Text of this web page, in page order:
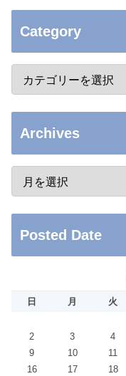
Category
Archives
Posted Date
日 月 火
2
3 4
9
10 11
16
17 18